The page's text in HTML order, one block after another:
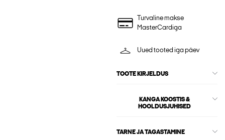
Turvaline makse
MasterCardiga
Uued tooted iga päev
TOOTE KIRJELDUS
KANGA KOOSTIS &
HOOLDUSJUHISED
TARNE JA TAGASTAMINE